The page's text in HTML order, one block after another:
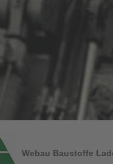
Webau Baustoffe